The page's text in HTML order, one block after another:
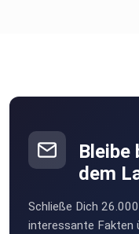
Bleibe
dem
Schließe Dich
interessante Fakten